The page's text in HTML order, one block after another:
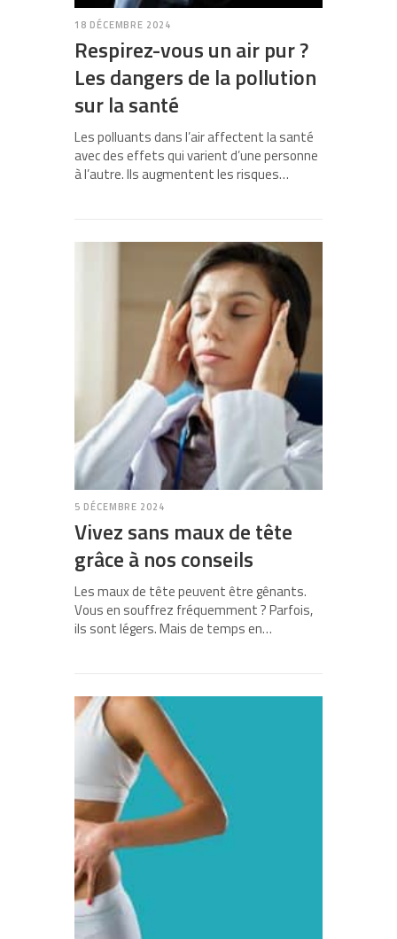
18 DÉCEMBRE 2024
Respirez-vous un air pur ?
Les dangers de la pollution
sur la santé
Les polluants dans l’air affectent la santé
avec des effets qui varient d’une personne
à l’autre. Ils augmentent les risques…
5 DÉCEMBRE 2024
Vivez sans maux de tête
grâce à nos conseils
Les maux de tête peuvent être gênants.
Vous en souffrez fréquemment ? Parfois,
ils sont légers. Mais de temps en…